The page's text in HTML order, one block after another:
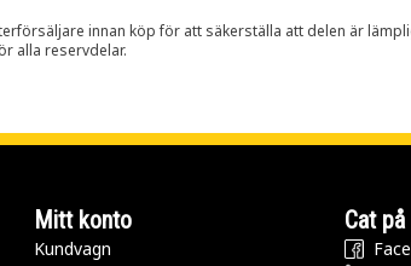
innan köp för att säkerställa att delen är
alla reservdelar.
Mitt konto
Kundvagn
Cat